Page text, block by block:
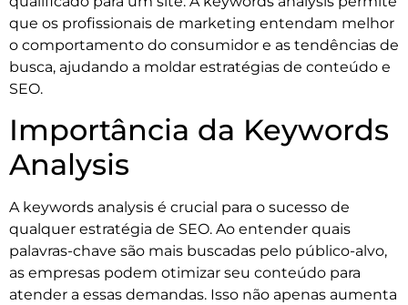
que os profissionais de marketing entendam melhor
o comportamento do consumidor e as tendências de
busca, ajudando a moldar estratégias de conteúdo e
SEO.
Importância da Keywords
Analysis
A keywords analysis é crucial para o sucesso de
qualquer estratégia de SEO. Ao entender quais
palavras-chave são mais buscadas pelo público-alvo,
as empresas podem otimizar seu conteúdo para
atender a essas demandas. Isso não apenas aumenta